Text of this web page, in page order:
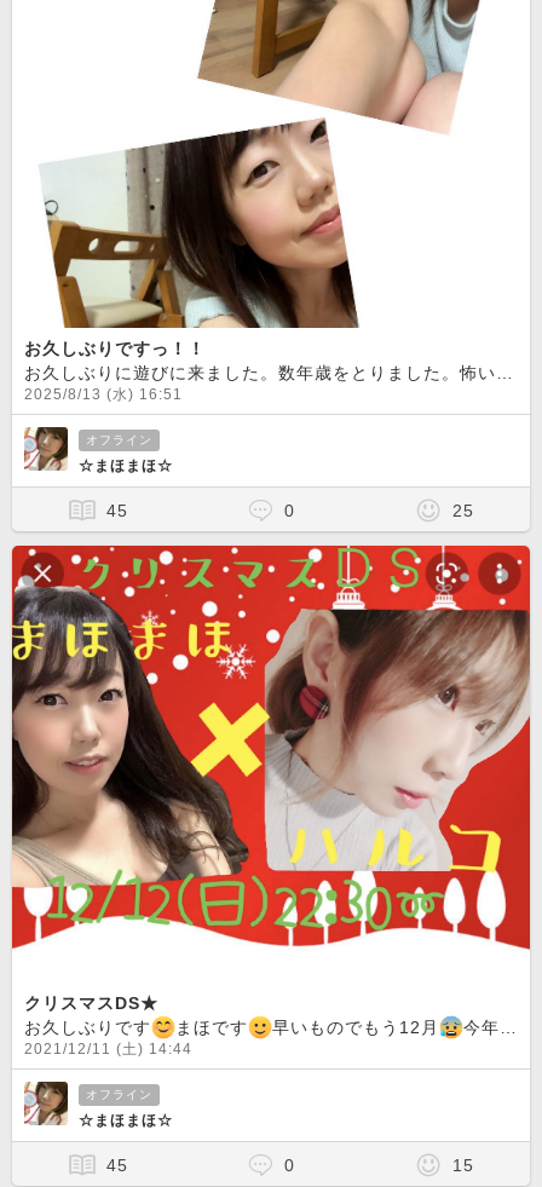
お久しぶりですっ！！
2025/8/13 (水) 16:51
オフライン
☆まほまほ☆
45 0 25
クリスマスDS★
お久しぶりです
まほです 早いものでもう12月 今年は医療者として出来ることは積極的にお手伝いしよー！！が目標でワクチン接種を積極的に軽症者施設でも仕事をしたりしました
2021/12/11 (土) 14:44
オフライン
☆まほまほ☆
45 0 15